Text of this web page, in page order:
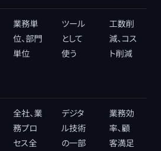
業務単
位、部門
単位
ツール
として
使う
工数削
減、コス
ト削減
全社、業
務プロ
セス全
デジタ
ル技術
の一部
業務効
率、顧
客満足